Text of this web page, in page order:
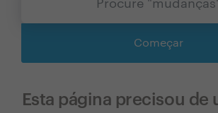
Começar
Esta página precisou de